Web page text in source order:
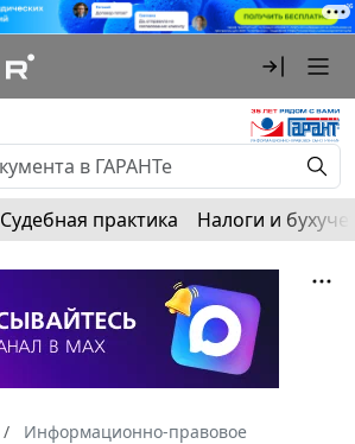
Судебная практика Налоги и
Информационно-правовое